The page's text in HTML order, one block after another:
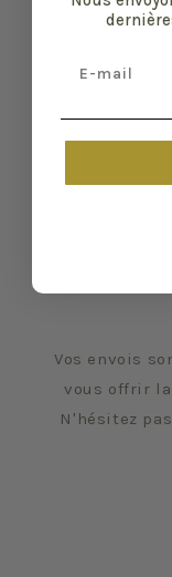
en a.
Vos envois
vous offrir
N'hésitez